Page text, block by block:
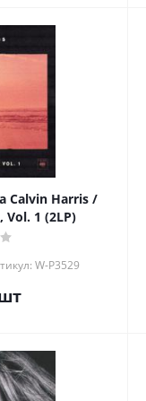
Calvin Harris /
Vol. 1 (2LP)
W-P3529